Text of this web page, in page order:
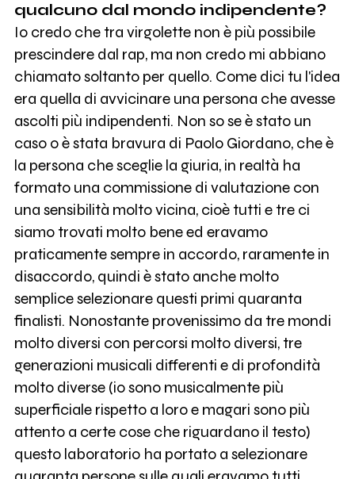
qualcuno dal mondo indipendente?
Io credo che tra virgolette non è più possibile
prescindere dal rap, ma non credo mi abbiano
chiamato soltanto per quello. Come dici tu l'idea
era quella di avvicinare una persona che avesse
ascolti più indipendenti. Non so se è stato un
caso o è stata bravura di Paolo Giordano, che è
la persona che sceglie la giuria, in realtà ha
formato una commissione di valutazione con
una sensibilità molto vicina, cioè tutti e tre ci
siamo trovati molto bene ed eravamo
praticamente sempre in accordo, raramente in
disaccordo, quindi è stato anche molto
semplice selezionare questi primi quaranta
finalisti. Nonostante provenissimo da tre mondi
molto diversi con percorsi molto diversi, tre
generazioni musicali differenti e di profondità
molto diverse (io sono musicalmente più
superficiale rispetto a loro e magari sono più
attento a certe cose che riguardano il testo)
questo laboratorio ha portato a selezionare